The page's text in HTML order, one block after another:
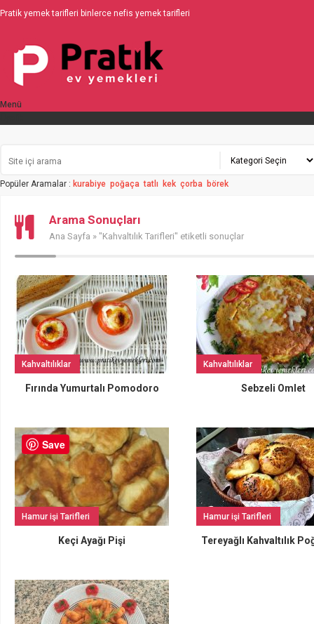
Pratik yemek tarifleri binlerce nefis yemek tarifleri
Menü
Popüler Aramalar : kurabiye poğaça tatlı kek çorba börek
Arama Sonuçları
Ana Sayfa » "Kahvaltılık Tarifleri" etiketli sonuçlar
Kahvaltılıklar
Fırında Yumurtalı Pomodoro
Kahvaltılıklar
Sebzeli Omlet
Hamur işi Tarifleri
Keçi Ayağı Pişi
Hamur işi Tarifleri
Tereyağlı Kahvaltılık
Save